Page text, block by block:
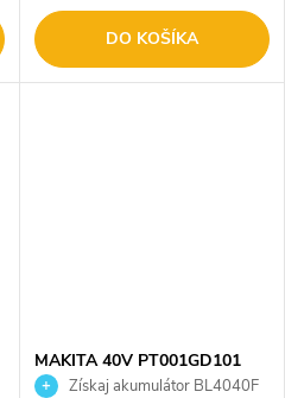
DO KOŠÍKA
MAKITA 40V PT001GD101
Aku. klincovačka DOPREDAJ
Získaj akumulátor BL4040F